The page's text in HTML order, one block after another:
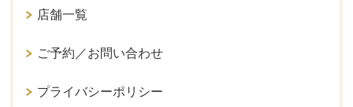
店舗一覧
ご予約／お問い合わせ
プライバシーポリシー